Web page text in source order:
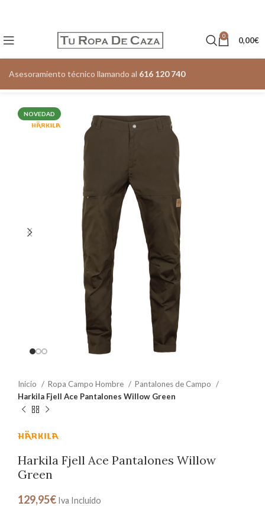
0 0,00€
Asesoramiento técnico llamando al 616 120 740
NOVEDAD
Inicio Ropa Campo Hombre
Pantalones de Campo
Harkila Fjell Ace Pantalones Willow Green
Harkila Fjell Ace Pantalones Willow
Green
129,95€ Iva Incluido